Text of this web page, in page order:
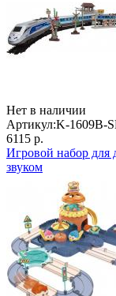
Нет в наличии
Артикул:K-1609B-
6115 р.
Игровой набор для
звуком